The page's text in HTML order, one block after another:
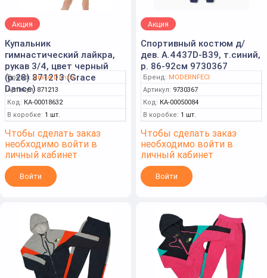
Акция
Купальник
гимнастический лайкра,
рукав 3/4, цвет черный
(р.28) 871213 (Grace
Dance)
Бренд: Grace Dance
Артикул: 871213
Код: КА-00018632
В коробке: 1 шт.
Чтобы сделать заказ
необходимо войти в
личный кабинет
Войти
Акция
Спортивный костюм д/
дев. А.4437D-B39, т.синий,
р. 86-92см 9730367
Бренд: MODERNFECI
Артикул: 9730367
Код: КА-00050084
В коробке: 1 шт.
Чтобы сделать заказ
необходимо войти в
личный кабинет
Войти